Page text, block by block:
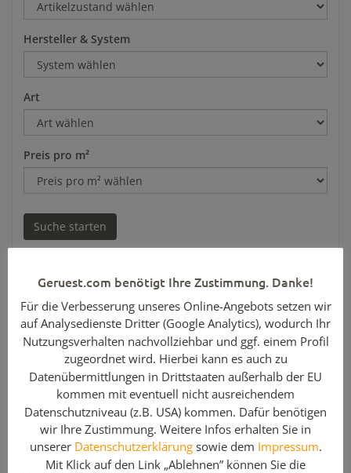
Hersteller & System
Art
Preis pro m²
Stellrahmen mit kleinen Kästchen fürLayher BlitzGerüst aus
Stahl in gebrauchtem Zustand. Die Rahmen mit der Breite
von 1,09 m werden für Maurergerüste verwendet. Sie finden
auf geruest.com auch Vertikalrahmen aus Aluminium und in
anderen Abmessungen.
Hinweis: Geben Sie bei Ihrer Anfrage bitte
die benötigteStückzahlan!
Geruest.com benötigt Ihre Zustimmung. Danke!
Für die Verbesserung unseres Online-Angebots setzen wir
auf Analysedienste Dritter (Google Analytics), wodurch Ihr
Nutzungsverhalten nachvollziehbar und ggf. einem Profil
zugeordnet wird. Hierbei kann es auch zu
Datenübermittlungen in Drittstaaten außerhalb der EU
kommen mit eventuell nicht ausreichendem
Datenschutzniveau (z.B. USA) kommen. Dafür benötigen
wir Ihre Zustimmung. Weitere Infos erhalten Sie in
unserer Datenschutzerklärungsowie dem Impressum.
Mit Klick auf den Link „Ablehnen” können Sie die